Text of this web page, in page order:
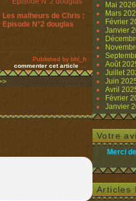
Les malheurs de Chris :
Episode N°2 douglas
Published by bhl_fr
commenter cet article
Mai 2026
Mars
Février
Janvier
Août
Juillet
Juin
Avril
Février
Janvier
Votre
Merci
Articles